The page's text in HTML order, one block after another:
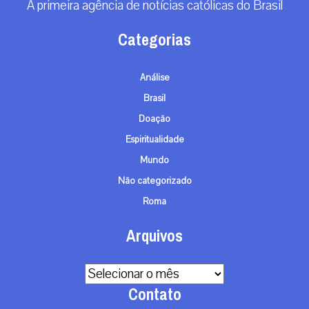
A primeira agência de notícias católicas do Brasil
Categorias
Análise
Brasil
Doação
Espiritualidade
Mundo
Não categorizado
Roma
Arquivos
Arquivos
Contato